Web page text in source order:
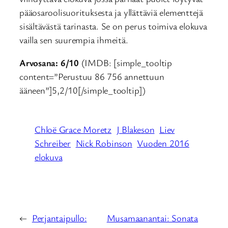
pääosaroolisuorituksesta ja yllättäviä elementtejä
sisältävästä tarinasta. Se on perus toimiva elokuva
vailla sen suurempia ihmeitä.
Arvosana: 6/10 (IMDB: [simple_tooltip
content=”Perustuu 86 756 annettuun
ääneen”]5,2/10[/simple_tooltip])
Chloë Grace Moretz J Blakeson Liev
Schreiber Nick Robinson Vuoden 2016
elokuva
← Perjantaipullo:
Musamaanantai: Sonata